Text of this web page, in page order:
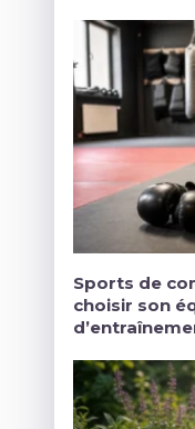
Sports de
choisir son